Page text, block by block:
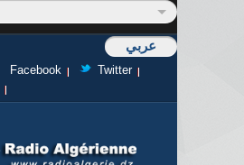
عربي
Facebook
Twitter